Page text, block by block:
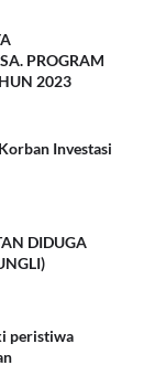
PROGRAM
2023
Investasi
DIDUGA
peristiwa